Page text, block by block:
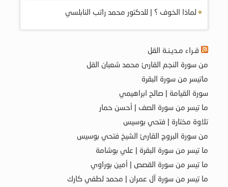
لماذا الخوف ؟ | للدكتور محمد راتب النابلسي
قـراء مـديـنـة القل
من سورة النجم القارئ محمد شعبان القل
ماتيسر من سورة البقرة
سورة القيامة | صالح ابراهيمي
ما تيسر من سورة الصف | أحسن حمار
تلاوة مختارة | فتحي بوسيس
من سورة البروج القارئ الشيخ فتحي بوسيس
ما تيسر من سورة البقرة | علي بوشامة
ما تيسر من سورة القصص | أمين بوراوي
ما تيسر من سورة آل عمران | محمد لطفي كارك